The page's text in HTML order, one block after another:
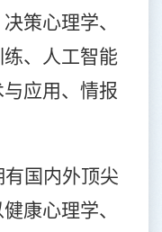
策心理学、
、人工智能
应用、情报
国内外顶尖
康心理学、